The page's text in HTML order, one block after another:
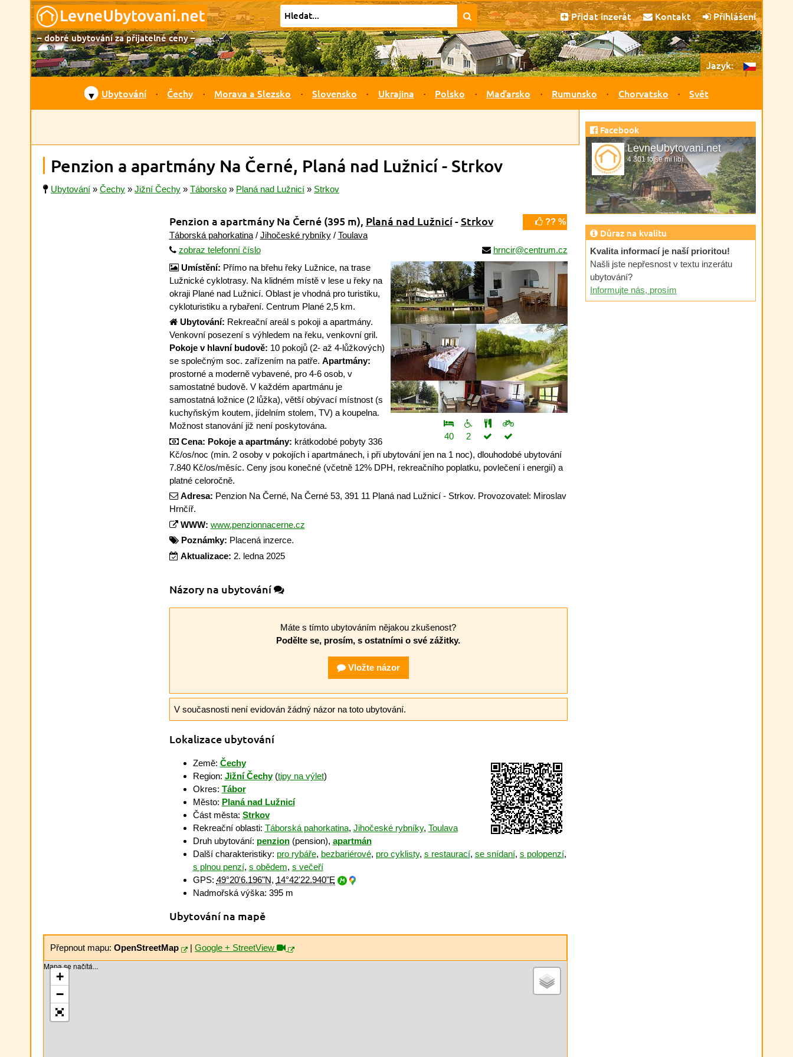
Přidat inzerát Kontakt Přihlášení
– dobré ubytování za přijatelné ceny –
Jazyk:
▼ Ubytování Čechy Morava a Slezsko Slovensko Ukrajina Polsko Maďarsko Rumunsko Chorvatsko Svět
Penzion a apartmány Na Černé, Planá nad Lužnicí - Strkov
Ubytování » Čechy » Jižní Čechy » Táborsko » Planá nad Lužnicí » Strkov
?? %
Penzion a apartmány Na Černé (395 m), Planá nad Lužnicí-Strkov
Táborská pahorkatina/ Jihočeské rybníky/ Toulava
zobraz telefonní číslo
hrncir@centrum.cz
40 2
Umístění: Přímo na břehu řeky Lužnice, na trase
Lužnické cyklotrasy. Na klidném místě v lese u řeky na
okraji Plané nad Lužnicí. Oblast je vhodná pro turistiku,
cykloturistiku a rybaření. Centrum Plané 2,5 km.
Ubytování: Rekreační areál s pokoji a apartmány.
Venkovní posezení s výhledem na řeku, venkovní gril.
Pokoje v hlavní budově: 10 pokojů (2- až 4-lůžkových)
se společným soc. zařízením na patře. Apartmány:
prostorné a moderně vybavené, pro 4-6 osob, v
samostatné budově. V každém apartmánu je
samostatná ložnice (2 lůžka), větší obývací místnost (s
kuchyňským koutem, jídelním stolem, TV) a koupelna.
Možnost stanování již není poskytována.
Cena: Pokoje a apartmány: krátkodobé pobyty 336
Kč/os/noc (min. 2 osoby v pokojích i apartmánech, i při ubytování jen na 1 noc), dlouhodobé ubytování
7.840 Kč/os/měsíc. Ceny jsou konečné (včetně 12% DPH, rekreačního poplatku, povlečení i energií) a
platné celoročně.
Adresa: Penzion Na Černé, Na Černé 53, 391 11 Planá nad Lužnicí - Strkov. Provozovatel: Miroslav
Hrnčíř.
WWW: www.penzionnacerne.cz
Poznámky: Placená inzerce.
Aktualizace: 2. ledna 2025
Názory na ubytování
Máte s tímto ubytováním nějakou zkušenost?
Podělte se, prosím, s ostatními o své zážitky.
Vložte názor
V současnosti není evidován žádný názor na toto ubytování.
Lokalizace ubytování
Země: Čechy
Region: Jižní Čechy(tipy na výlet)
Okres: Tábor
Město: Planá nad Lužnicí
Část města: Strkov
Rekreační oblasti: Táborská pahorkatina, Jihočeské rybníky, Toulava
Druh ubytování: penzion(pension), apartmán
Další charakteristiky: pro rybáře, bezbariérové, pro cyklisty, s restaurací, se snídaní, s polopenzí,
s plnou penzí, s obědem, s večeří
GPS: 49°20'6.196"N, 14°42'22.940"E
Nadmořská výška: 395 m
Ubytování na mapě
Přepnout mapu: OpenStreetMap | Google + StreetView
Mapa se načítá...
+
−
Facebook
LevneUbytovani.net
4 301 to se mi líbí
Důraz na kvalitu
Kvalita informací je naší prioritou!
Našli jste nepřesnost v textu inzerátu
ubytování?
Informujte nás, prosím